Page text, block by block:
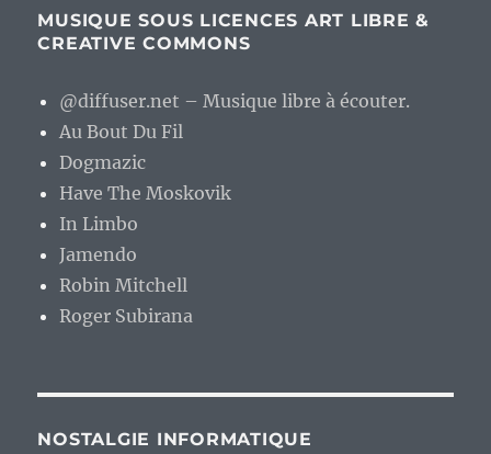
MUSIQUE SOUS LICENCES ART LIBRE &
CREATIVE COMMONS
@diffuser.net – Musique libre à écouter.
Au Bout Du Fil
Dogmazic
Have The Moskovik
In Limbo
Jamendo
Robin Mitchell
Roger Subirana
NOSTALGIE INFORMATIQUE